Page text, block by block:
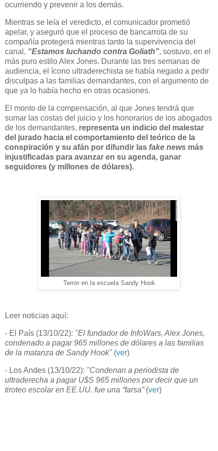
ocurriendo y prevenir a los demás.
Mientras se leía el veredicto, el comunicador prometió
apelar, y aseguró que el proceso de bancarrota de su
compañía protegerá mientras tanto la supervivencia del
canal. “Estamos luchando contra Goliath”, sostuvo, en el
más puro estilo Alex Jones. Durante las tres semanas de
audiencia, el ícono ultraderechista se había negado a pedir
disculpas a las familias demandantes, con el argumento de
que ya lo había hecho en otras ocasiones.
El monto de la compensación, al que Jones tendrá que
sumar las costas del juicio y los honorarios de los abogados
de los demandantes, representa un indicio del malestar
del jurado hacia el comportamiento del teórico de la
conspiración y su afán por difundir las fake news más
injustificadas para avanzar en su agenda, ganar
seguidores (y millones de dólares).
Terror en la escuela Sandy Hook
Leer noticias aquí:
- El País (13/10/22): "El fundador de InfoWars, Alex Jones,
condenado a pagar 965 millones de dólares a las familias
de la matanza de Sandy Hook" (ver)
- Los Andes (13/10/22): "Condenan a periodista de
ultraderecha a pagar U$S 965 millones por decir que un
tiroteo escolar en EE.UU. fue una “farsa” (ver)